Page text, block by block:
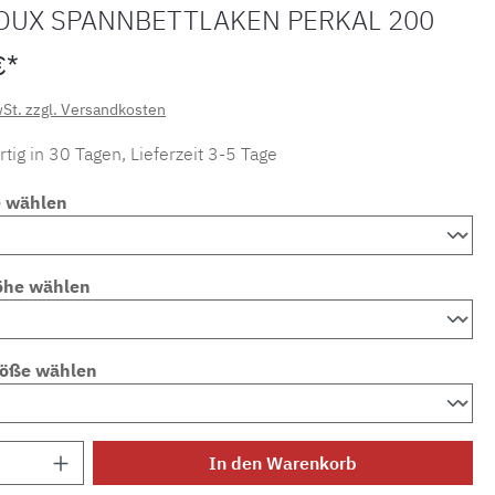
SPANNBETTLAKEN PERKAL 200
zzgl. Versandkosten
in 30 Tagen, Lieferzeit 3-5 Tage
wählen
wählen
wählen
Anzahl: Gib den gewünschten Wert ein
In den Warenkorb